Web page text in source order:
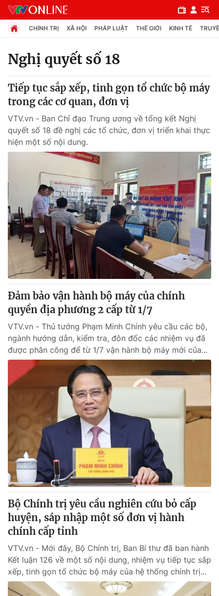
Chuyên mục
Chính trị
Xã hội
Pháp luật
Y tế
Thế giới
Tin tức
Thế giới đó đây
Câu chuyện quốc tế
Kinh tế
Tài chính
Thị trường
Góc doanh nghiệp
Dữ liệu và đời sống
Truyền hình
Phim VTV
Hậu trường
Nhân vật
Khán giả
Giải trí
Điện ảnh
Âm nhạc
Sao
Đời sống
Du lịch
Chất lượng cuộc sống
Giáo dục
Học trực tuyến
Công nghệ
Hitech Công nghệ tương lai
Sản phẩm
Thị trường
Tư vấn
Giao lưu trực tuyến
Lịch phát sóng
Chuyên mục khác
Emagazine Podcast
Photo Infographic
Video Shorts video
CHÍNH TRỊ XÃ HỘI PHÁP LUẬT THẾ GIỚI KINH TẾ
Nghị quyết số 18
Tiếp tục sắp xếp, tinh gọn tổ chức bộ máy
trong các cơ quan, đơn vị
VTV.vn - Ban Chỉ đạo Trung ương về tổng kết Nghị
quyết số 18 đề nghị các tổ chức, đơn vị triển khai thực
hiện một số nội dung.
Đảm bảo vận hành bộ máy của chính
quyền địa phương 2 cấp từ 1/7
VTV.vn - Thủ tướng Phạm Minh Chính yêu cầu các bộ,
ngành hướng dẫn, kiểm tra, đôn đốc các nhiệm vụ đã
được phân công để từ 1/7 vận hành bộ máy mới của...
Bộ Chính trị yêu cầu nghiên cứu bỏ cấp
huyện, sáp nhập một số đơn vị hành
chính cấp tỉnh
VTV.vn - Mới đây, Bộ Chính trị, Ban Bí thư đã ban hành
Kết luận 126 về một số nội dung, nhiệm vụ tiếp tục sắp
xếp, tinh gọn tổ chức bộ máy của hệ thống chính trị...